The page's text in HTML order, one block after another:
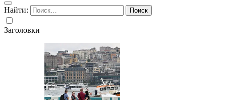
Найти:
Заголовки